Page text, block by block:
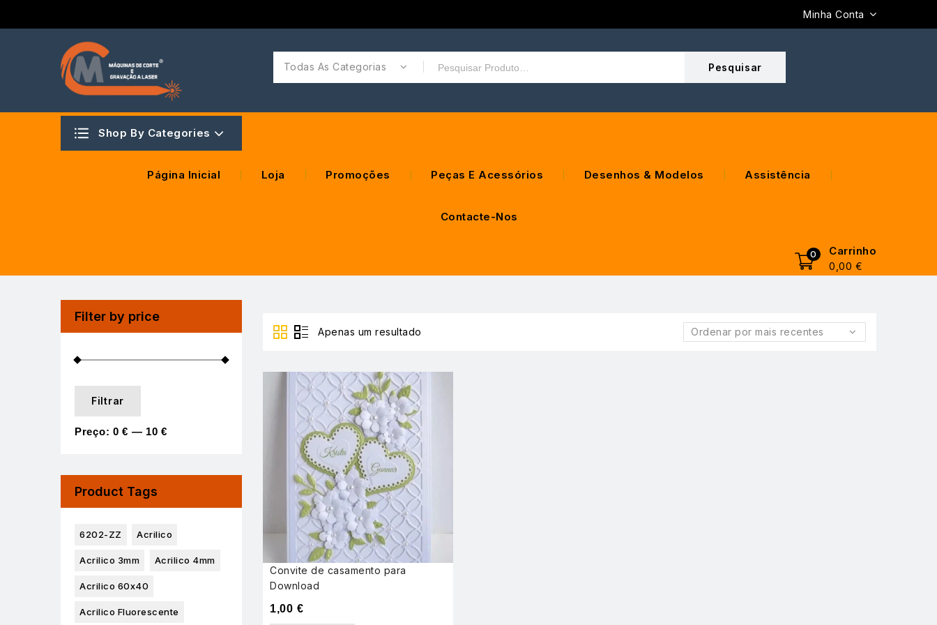
Minha Conta
Todas As Categorias
Shop By Categories
Página Inicial Loja Promoções Peças E Acessórios Desenhos & Modelos Assistência
Contacte-Nos
0 Carrinho
0,00 €
Apenas um resultado Ordenar por mais recentes
Convite de casamento para
Download
1,00 €
Filter by price
Filtrar
Preço: 0 € — 10 €
Product Tags
6202-ZZ Acrilico
Acrilico 3mm Acrilico 4mm
Acrilico 60x40
Acrilico Fluorescente